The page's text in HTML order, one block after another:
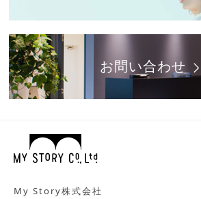
お問い合わせ
My Story株式会社